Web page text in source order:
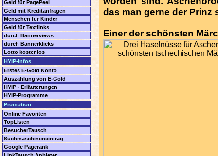
Geld für PagePeel
Geld mit Kreditanfragen
Menschen für Kinder
Geld für Textlinks
durch Bannerviews
durch Bannerklicks
Lotto kostenlos
HYIP-Infos
Erstes E-Gold Konto
Auszahlung von E-Gold
HYIP - Erläuterungen
HYIP-Programme
Promotion
Online Favoriten
TopListen
BesucherTausch
Suchmaschineneintrag
Google Pagerank
das man gerne der Prinz
Einer der schönsten